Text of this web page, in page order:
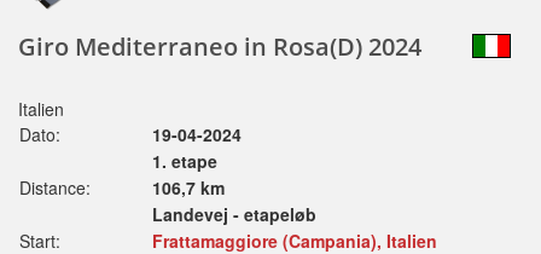
Giro Mediterraneo in Rosa(D) 2024
Italien
Dato:
19-04-2024
1. etape
Distance:
106,7 km
Landevej - etapeløb
Start:
Frattamaggiore (Campania), Italien